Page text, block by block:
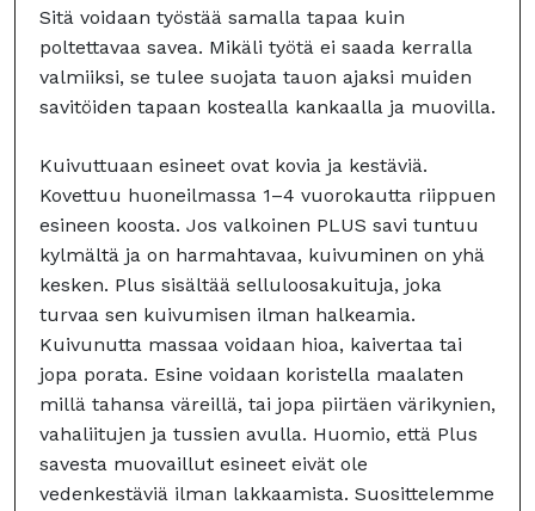
Sitä voidaan työstää samalla tapaa kuin
poltettavaa savea. Mikäli työtä ei saada kerralla
valmiiksi, se tulee suojata tauon ajaksi muiden
savitöiden tapaan kostealla kankaalla ja muovilla.
Kuivuttuaan esineet ovat kovia ja kestäviä.
Kovettuu huoneilmassa 1–4 vuorokautta riippuen
esineen koosta. Jos valkoinen PLUS savi tuntuu
kylmältä ja on harmahtavaa, kuivuminen on yhä
kesken. Plus sisältää selluloosakuituja, joka
turvaa sen kuivumisen ilman halkeamia.
Kuivunutta massaa voidaan hioa, kaivertaa tai
jopa porata. Esine voidaan koristella maalaten
millä tahansa väreillä, tai jopa piirtäen värikynien,
vahaliitujen ja tussien avulla. Huomio, että Plus
savesta muovaillut esineet eivät ole
vedenkestäviä ilman lakkaamista. Suosittelemme